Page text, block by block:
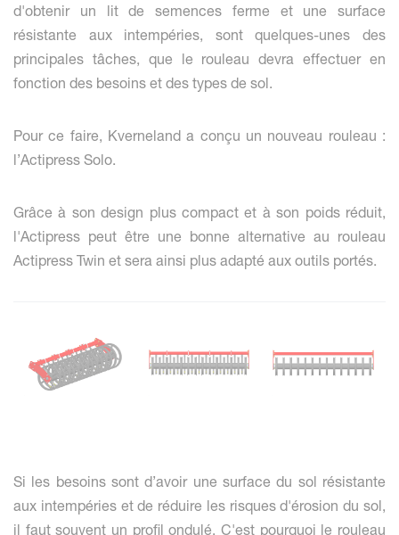
d'obtenir un lit de semences ferme et une surface
résistante aux intempéries, sont quelques-unes des
principales tâches, que le rouleau devra effectuer en
fonction des besoins et des types de sol.
Pour ce faire, Kverneland a conçu un nouveau rouleau :
l’Actipress Solo.
Grâce à son design plus compact et à son poids réduit,
l'Actipress peut être une bonne alternative au rouleau
Actipress Twin et sera ainsi plus adapté aux outils portés.
Si les besoins sont d’avoir une surface du sol résistante
aux intempéries et de réduire les risques d'érosion du sol,
il faut souvent un profil ondulé. C'est pourquoi le rouleau